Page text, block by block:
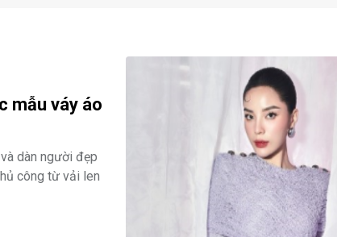
mẫu váy áo
dàn người đẹp
công từ vải len